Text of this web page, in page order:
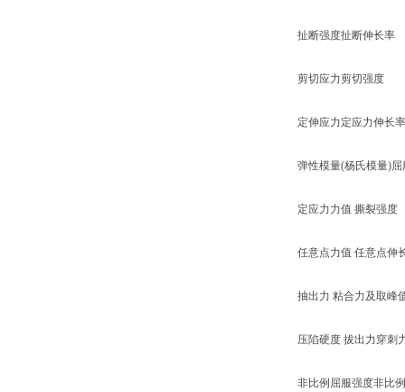
扯断强度扯断伸长率
剪切应力剪切强度
定伸应力定应力伸长率
弹性模量(杨氏模量)屈
定应力力值 撕裂强度
任意点力值 任意点伸
抽出力 粘合力及取峰
压陷硬度 拔出力穿刺
非比例屈服强度非比例